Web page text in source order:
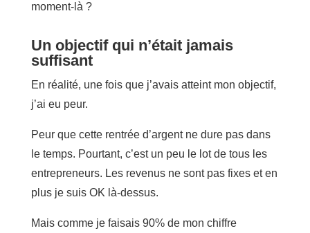
moment-là ?
Un objectif qui n’était jamais
suffisant
En réalité, une fois que j’avais atteint mon objectif,
j’ai eu peur.
Peur que cette rentrée d’argent ne dure pas dans
le temps. Pourtant, c’est un peu le lot de tous les
entrepreneurs. Les revenus ne sont pas fixes et en
plus je suis OK là-dessus.
Mais comme je faisais 90% de mon chiffre